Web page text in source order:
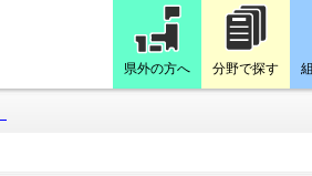
県外の方へ 分野で探す